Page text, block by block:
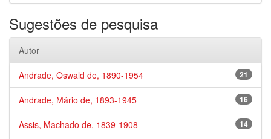
Sugestões de pesquisa
Autor
21
Andrade, Oswald de, 1890-1954
16
Andrade, Mário de, 1893-1945
14
Assis, Machado de, 1839-1908